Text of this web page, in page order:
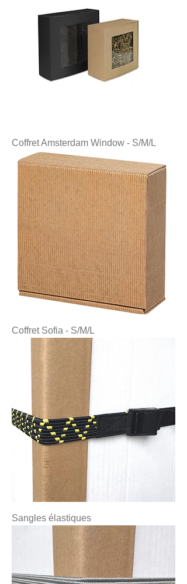
Coffret Amsterdam Window - S/M/L
Coffret Sofia - S/M/L
Sangles élastiques